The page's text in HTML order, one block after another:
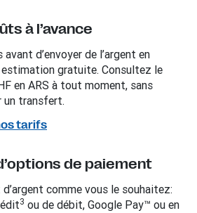
à l’avance
d’envoyer de l’argent en
estimation gratuite. Consultez le
en ARS à tout moment, sans
un transfert.
tarifs
de paiement
comme vous le souhaitez:
3 ou de débit, Google Pay™ ou en